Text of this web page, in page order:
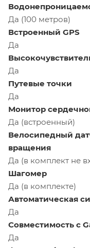
Да (100 метров)
Встроенный GPS
Да
Да
Путевые точки
Да
Монитор
Да (встроенный)
Велосипедный
вращения
Да (в комплект не
Шагомер
Да (в комплекте)
Автоматическая
Да
Совместимость с
Да